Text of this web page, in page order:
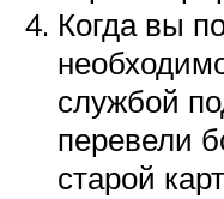
Когда вы
службой
перевели
старой